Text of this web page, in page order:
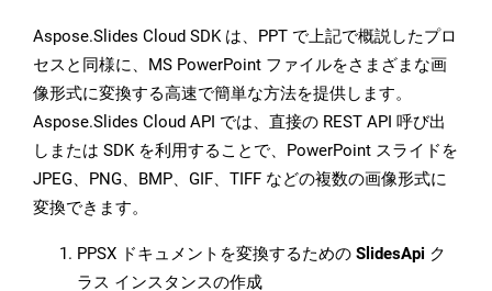
Aspose.Slides Cloud SDK は、PPT で上記で概説したプロ
セスと同様に、MS PowerPoint ファイルをさまざまな画
像形式に変換する高速で簡単な方法を提供します。
Aspose.Slides Cloud API では、直接の REST API 呼び出
しまたは SDK を利用することで、PowerPoint スライドを
JPEG、PNG、BMP、GIF、TIFF などの複数の画像形式に
変換できます。
PPSX ドキュメントを変換するための SlidesApi ク
ラス インスタンスの作成